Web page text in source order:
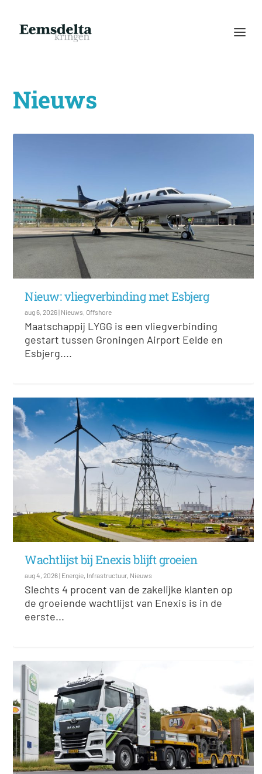
Nieuws
Nieuw: vliegverbinding met Esbjerg
aug 6, 2026| Nieuws Offshore
Maatschappij LYGG is een vliegverbinding
gestart tussen Groningen Airport Eelde en
Esbjerg....
Wachtlijst bij Enexis blijft groeien
aug 4, 2026| Energie, Infrastructuur, Nieuws
Slechts 4 procent van de zakelijke klanten op
de groeiende wachtlijst van Enexis is in de
eerste...